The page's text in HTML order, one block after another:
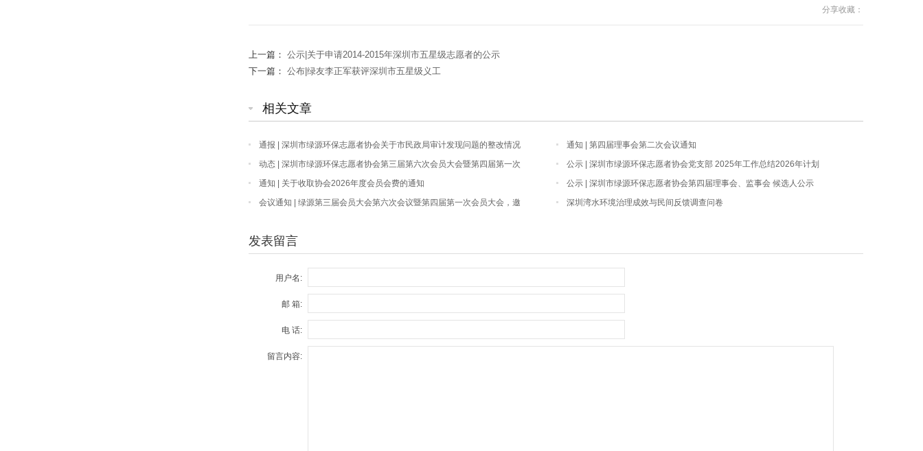
分享收藏：
上一篇： 公示|关于申请2014-2015年深圳市五星级志愿者的公示
下一篇： 公布|绿友李正军获评深圳市五星级义工
相关文章
通报 | 深圳市绿源环保志愿者协会关于市民政局审计发现问题的整改情况
通报
通知 | 第四届理事会第二次会议通知
动态 | 深圳市绿源环保志愿者协会第三届第六次会员大会暨第四届第一次
会员大会顺利召开
公示 | 深圳市绿源环保志愿者协会党支部 2025年工作总结2026年计划
通知 | 关于收取协会2026年度会员会费的通知
公示 | 深圳市绿源环保志愿者协会第四届理事会、监事会 候选人公示
会议通知 | 绿源第三届会员大会第六次会议暨第四届第一次会员大会，邀
深圳湾水环境治理成效与民间反馈调查问卷
发表留言
用户名:
邮 箱:
电 话:
留言内容: